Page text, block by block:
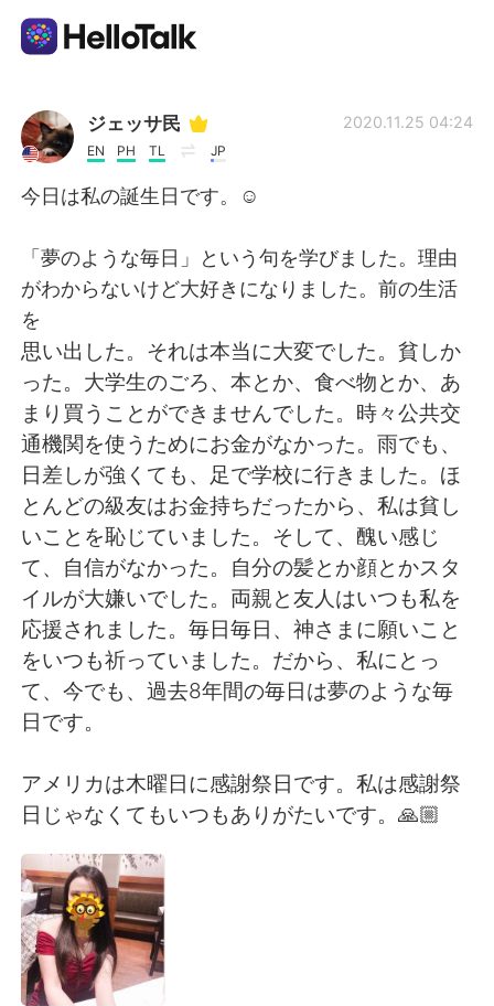
語言交換應用
AI Grammar Checker
Español العربية
Français Deutsch
日本語 한국어
Русский ไทย
Indonesia Italiano
Türkçe Tiếng Việt
Português
ジェッサ民
EN PH TL JP
2020.11.25 04:24
今日は私の誕生日です。☺️
「夢のような毎日」という句を学びました。理由
がわからないけど大好きになりました。前の生活
を
思い出した。それは本当に大変でした。貧しか
った。大学生のごろ、本とか、食べ物とか、あ
まり買うことができませんでした。時々公共交
通機関を使うためにお金がなかった。雨でも、
日差しが強くても、足で学校に行きました。ほ
とんどの級友はお金持ちだったから、私は貧し
いことを恥じていました。そして、醜い感じ
て、自信がなかった。自分の髪とか顔とかスタ
イルが大嫌いでした。両親と友人はいつも私を
応援されました。毎日毎日、神さまに願いこと
をいつも祈っていました。だから、私にとっ
て、今でも、過去8年間の毎日は夢のような毎
日です。
アメリカは木曜日に感謝祭日です。私は感謝祭
日じゃなくてもいつもありがたいです。🙏🏼